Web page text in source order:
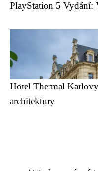
PlayStation 5 Vydání:
Hotel Thermal
architektury